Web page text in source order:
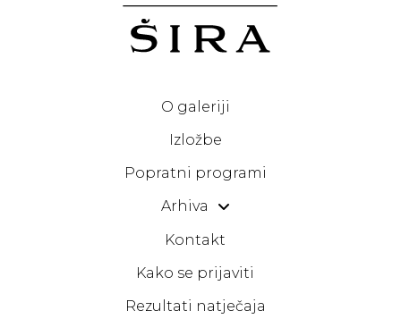
O galeriji
Izložbe
Popratni programi
Arhiva
Kontakt
Kako se prijaviti
Rezultati natječaja